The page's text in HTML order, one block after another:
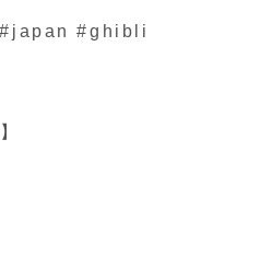
#japan #ghibli